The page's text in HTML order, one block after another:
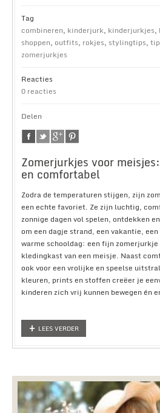
Tag
combineren, kinderjurk, kinderjurkjes,
shoppen, outfits, rokjes, stylingtips,
zomerjurkjes
Reacties
0 reacties
Delen
Zomerjurkjes voor
en comfortabel
Zodra de temperaturen stijgen, zijn
een echte favoriet. Ze zijn luchtig,
zonnige dagen vol spelen, ontdekken
om een dagje strand, een vakantie,
warme schooldag: een fijn
kledingkast van een meisje. Naast
ook voor een vrolijke en speelse
kleuren, prints en stoffen creëer je
kinderen zich vrij kunnen bewegen én
LEES VERDER